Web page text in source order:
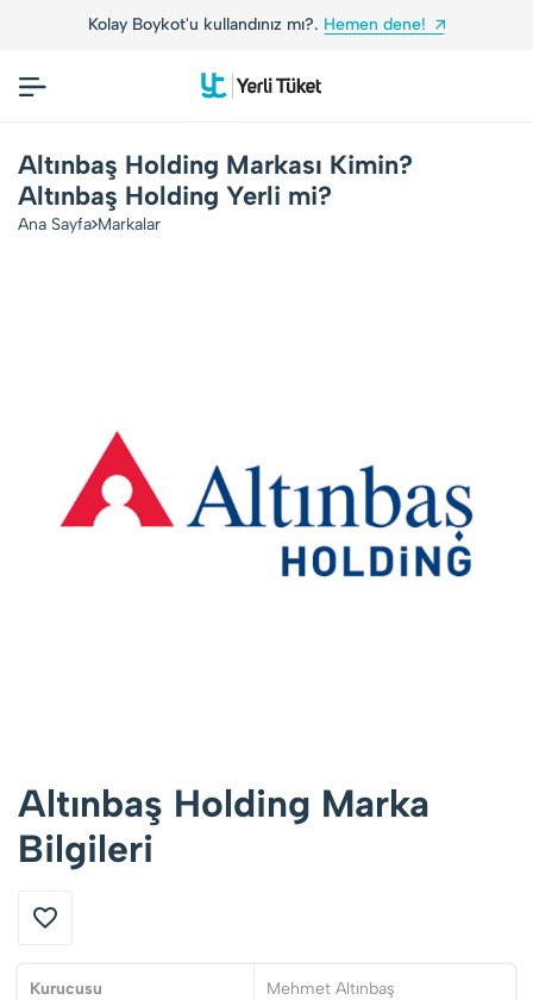
Hemen dene! Yerli Tüketiciler, Yerli
Altınbaş Holding Markası Kimin?
Altınbaş Holding Yerli mi?
Ana Sayfa Markalar
Altınbaş Holding Marka
Bilgileri
Kurucusu Mehmet Altınbaş